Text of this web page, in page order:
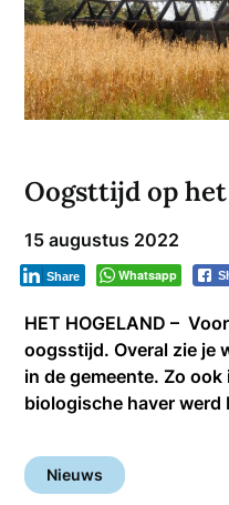
Oogsttijd op
15 augustus 2022
Whatsapp
Share
HET HOGELAND –
oogsstijd. Overal zie je
in de gemeente. Zo
biologische haver werd
Nieuws